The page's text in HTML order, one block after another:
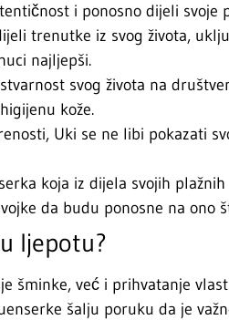
i ponosno dijeli
trenutke iz svog života,
najljepši.
svog života na
kože.
Uki se ne libi pokazati
koja iz dijela svojih
da budu ponosne na ono
ljepotu?
šminke, već i prihvatanje
šalju poruku da je